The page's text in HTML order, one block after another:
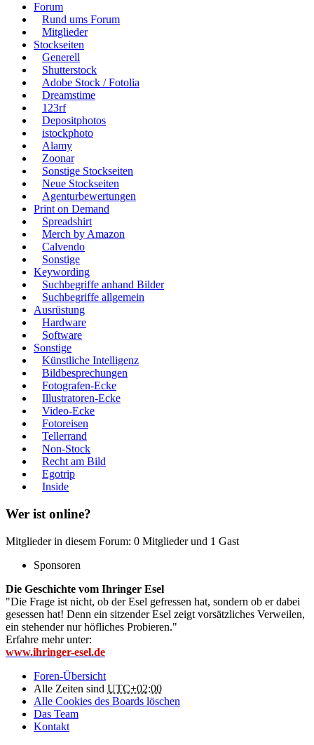
Forum
Rund ums Forum
Mitglieder
Stockseiten
Generell
Shutterstock
Adobe Stock / Fotolia
Dreamstime
123rf
Depositphotos
istockphoto
Alamy
Zoonar
Sonstige Stockseiten
Neue Stockseiten
Agenturbewertungen
Print on Demand
Spreadshirt
Merch by Amazon
Calvendo
Sonstige
Keywording
Suchbegriffe anhand Bilder
Suchbegriffe allgemein
Ausrüstung
Hardware
Software
Sonstige
Künstliche Intelligenz
Bildbesprechungen
Fotografen-Ecke
Illustratoren-Ecke
Video-Ecke
Fotoreisen
Tellerrand
Non-Stock
Recht am Bild
Egotrip
Inside
Wer ist online?
Mitglieder in diesem Forum: 0 Mitglieder und 1 Gast
Sponsoren
Die Geschichte vom Ihringer Esel
"Die Frage ist nicht, ob der Esel gefressen hat, sondern ob er dabei
gesessen hat! Denn ein sitzender Esel zeigt vorsätzliches Verweilen,
ein stehender nur höfliches Probieren."
Erfahre mehr unter:
www.ihringer-esel.de
Foren-Übersicht
Alle Zeiten sind UTC+02:00
Alle Cookies des Boards löschen
Das Team
Kontakt